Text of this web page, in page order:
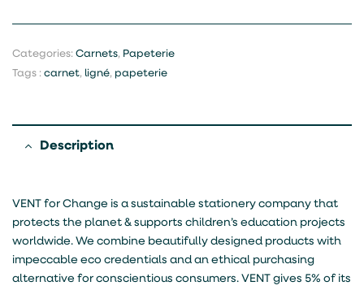
Categories: Carnets, Papeterie
Tags : carnet, ligné, papeterie
Description
VENT for Change is a sustainable stationery company that
protects the planet & supports children’s education projects
worldwide. We combine beautifully designed products with
impeccable eco credentials and an ethical purchasing
alternative for conscientious consumers. VENT gives 5% of its